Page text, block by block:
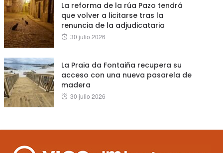
La reforma de la rúa Pazo tendrá
que volver a licitarse tras la
renuncia de la adjudicataria
Posted
30 julio 2026
La Praia da Fontaiña recupera su
acceso con una nueva pasarela de
madera
Posted
30 julio 2026